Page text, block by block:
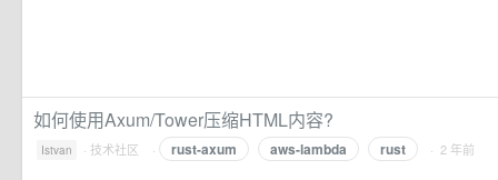
如何使用Axum/Tower压缩HTML内容?
Istvan · 技术社区 · rust-axum aws-lambda rust · 2 年前